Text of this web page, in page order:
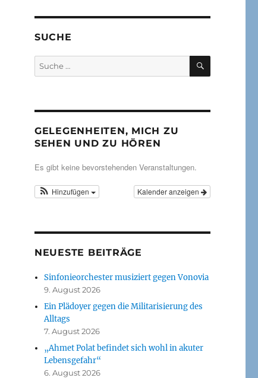
SUCHE
Suche
nach:
SUCHEN
GELEGENHEITEN, MICH ZU
SEHEN UND ZU HÖREN
Es gibt keine bevorstehenden Veranstaltungen.
Kalender anzeigen
Hinzufügen
NEUESTE BEITRÄGE
Sinfonieorchester musiziert gegen Vonovia
9. August 2026
Ein Plädoyer gegen die Militarisierung des
Alltags
7. August 2026
„Ahmet Polat befindet sich wohl in akuter
Lebensgefahr“
6. August 2026